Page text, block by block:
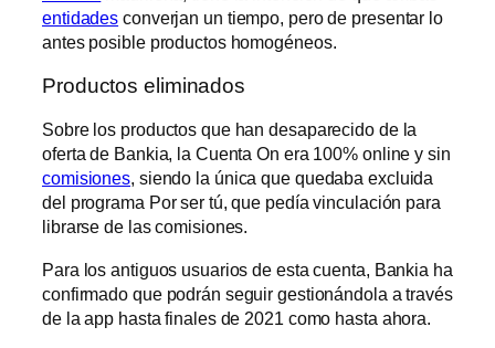
entidades converjan un tiempo, pero de presentar lo
antes posible productos homogéneos.
Productos eliminados
Sobre los productos que han desaparecido de la
oferta de Bankia, la Cuenta On era 100% online y sin
comisiones, siendo la única que quedaba excluida
del programa Por ser tú, que pedía vinculación para
librarse de las comisiones.
Para los antiguos usuarios de esta cuenta, Bankia ha
confirmado que podrán seguir gestionándola a través
de la app hasta finales de 2021 como hasta ahora.